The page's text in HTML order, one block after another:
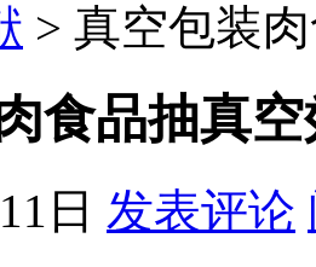
> 真空包装
食品抽真
日 发表评论